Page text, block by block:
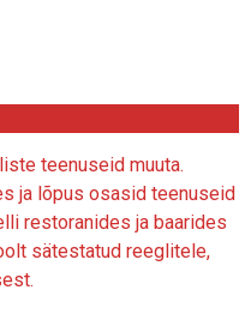
teenuseid muuta.
ja lõpus osasid teenuseid
restoranides ja baarides
sätestatud reeglitele,